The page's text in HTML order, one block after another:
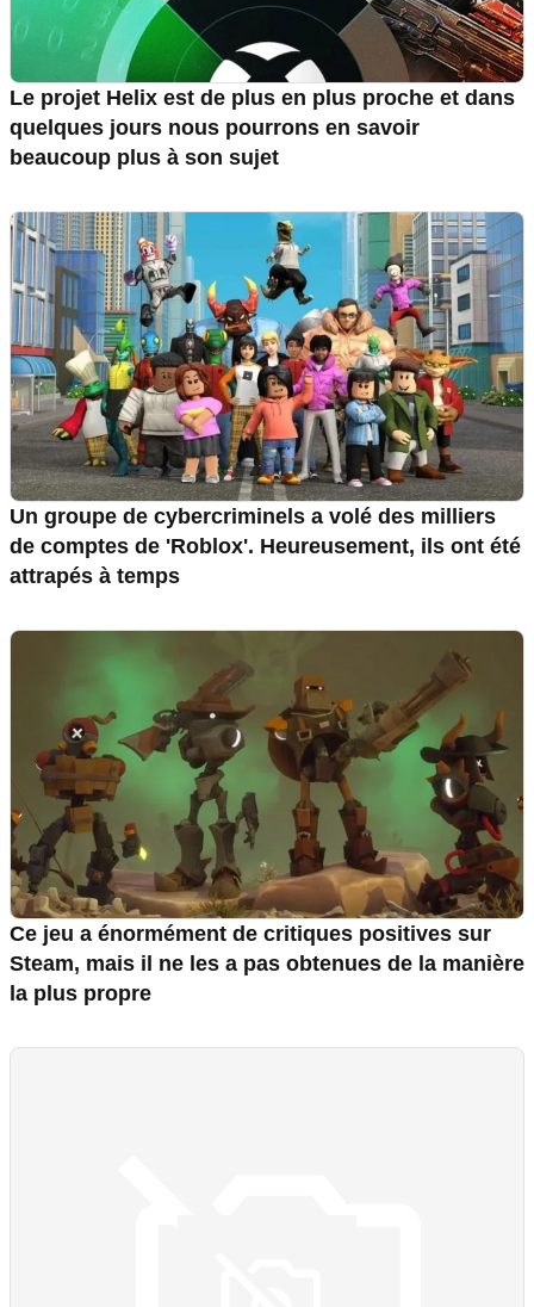
Le projet Helix est de plus en plus proche et dans
quelques jours nous pourrons en savoir
beaucoup plus à son sujet
Un groupe de cybercriminels a volé des milliers
de comptes de 'Roblox'. Heureusement, ils ont été
attrapés à temps
Ce jeu a énormément de critiques positives sur
Steam, mais il ne les a pas obtenues de la manière
la plus propre